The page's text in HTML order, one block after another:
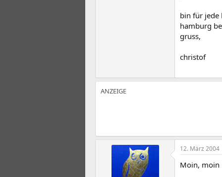
bin für jede
hamburg
gruss,
christof
12. März 2004
Moin,